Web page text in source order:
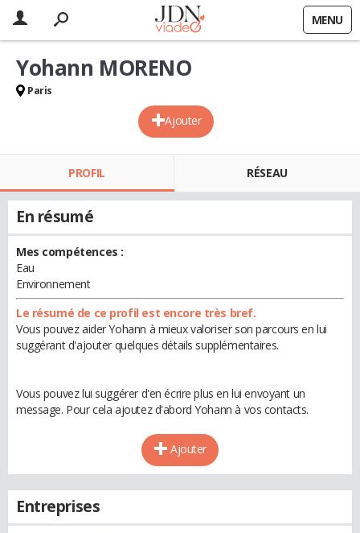
MENU
Ajouter
Yohann MORENO
Paris
PROFIL RÉSEAU
En résumé
Mes compétences :
Eau
Environnement
Le résumé de ce profil est encore très bref.
Vous pouvez aider Yohann à mieux valoriser son parcours en lui
suggérant d'ajouter quelques détails supplémentaires.
Vous pouvez lui suggérer d'en écrire plus en lui envoyant un
message. Pour cela ajoutez d'abord Yohann à vos contacts.
Ajouter
Entreprises